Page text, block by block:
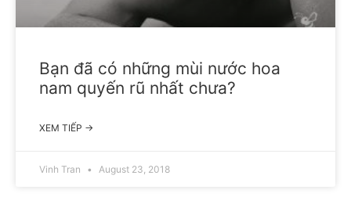
Bạn đã có những mùi nước hoa
nam quyến rũ nhất chưa?
XEM TIẾP →
Vinh Tran August 23, 2018